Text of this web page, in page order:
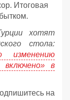
Итоговая
хотят
стола:
изменению
в
на